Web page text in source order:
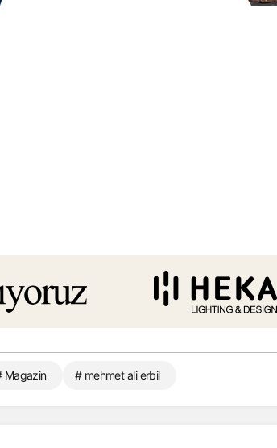
Magazin # mehmet ali erbil